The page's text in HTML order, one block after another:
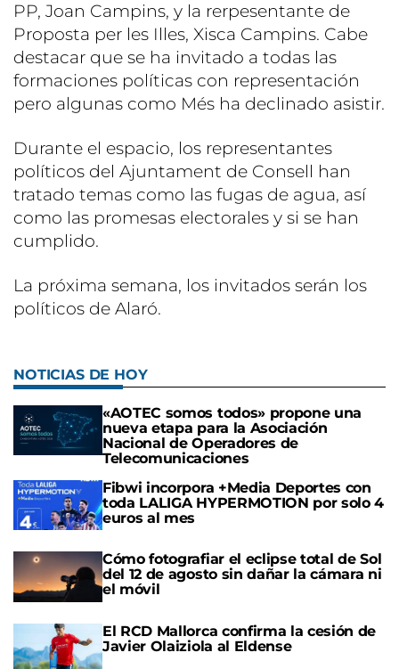
PP, Joan Campins, y la rerpesentante de
Proposta per les Illes, Xisca Campins. Cabe
destacar que se ha invitado a todas las
formaciones políticas con representación
pero algunas como Més ha declinado asistir.
Durante el espacio, los representantes
políticos del Ajuntament de Consell han
tratado temas como las fugas de agua, así
como las promesas electorales y si se han
cumplido.
La próxima semana, los invitados serán los
políticos de Alaró.
NOTICIAS DE HOY
«AOTEC somos todos» propone una
nueva etapa para la Asociación
Nacional de Operadores de
Telecomunicaciones
Fibwi incorpora +Media Deportes con
toda LALIGA HYPERMOTION por solo 4
euros al mes
Cómo fotografiar el eclipse total de Sol
del 12 de agosto sin dañar la cámara ni
el móvil
El RCD Mallorca confirma la cesión de
Javier Olaiziola al Eldense